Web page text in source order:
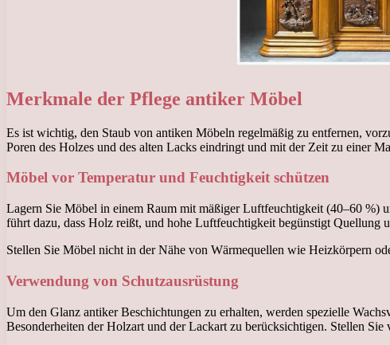
Merkmale der Pflege antiker Möbel
Es ist wichtig, den Staub von antiken Möbeln regelmäßig zu entfernen,
Poren des Holzes und des alten Lacks eindringt und mit der Zeit zu einer
Möbel vor Temperatur und Feuchtigkeit schützen
Lagern Sie Möbel in einem Raum mit mäßiger Luftfeuchtigkeit (40–60 %)
führt dazu, dass Holz reißt, und hohe Luftfeuchtigkeit begünstigt Quellung
Stellen Sie Möbel nicht in der Nähe von Wärmequellen wie Heizkörpern
Verwendung von Schutzausrüstung
Um den Glanz antiker Beschichtungen zu erhalten, werden spezielle
Besonderheiten der Holzart und der Lackart zu berücksichtigen. Stellen